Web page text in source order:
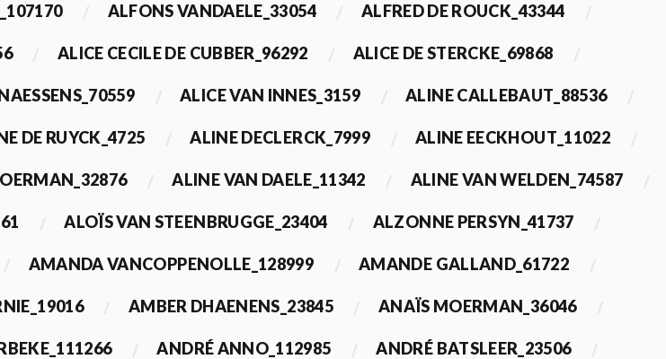
ALFONS VANDAELE_33054 ALFRED DE ROUCK_43344
ALICE CECILE DE CUBBER_96292 ALICE DE STERCKE_69868
ALICE VAN INNES_3159 ALINE CALLEBAUT_88536
DE RUYCK_4725 ALINE DECLERCK_7999 ALINE EECKHOUT_11022
ALINE VAN DAELE_11342 ALINE VAN WELDEN_74587
ALOÏS VAN STEENBRUGGE_23404 ALZONNE PERSYN_41737
AMANDA VANCOPPENOLLE_128999 AMANDE GALLAND_61722
AMBER DHAENENS_23845 ANAÏS MOERMAN_36046
ANDRÉ ANNO_112985 ANDRÉ BATSLEER_23506